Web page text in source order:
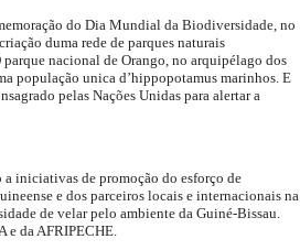
do Dia Mundial da Biodiversidade, no
duma rede de parques naturais
nacional de Orango, no arquipélago dos
população unica d’hippopotamus marinhos. E
pelas Nações Unidas para alertar a
a iniciativas de promoção do esforço de
e dos parceiros locais e internacionais na
de velar pelo ambiente da Guiné-Bissau.
e da AFRIPECHE.